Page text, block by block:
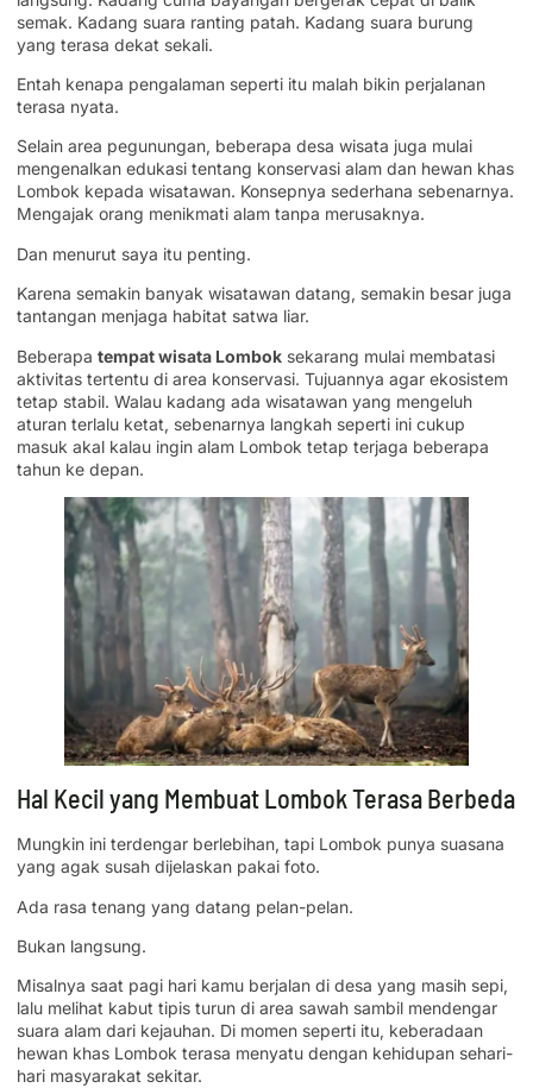
semak. Kadang suara ranting patah. Kadang suara burung
yang terasa dekat sekali.
Entah kenapa pengalaman seperti itu malah bikin perjalanan
terasa nyata.
Selain area pegunungan, beberapa desa wisata juga mulai
mengenalkan edukasi tentang konservasi alam dan hewan khas
Lombok kepada wisatawan. Konsepnya sederhana sebenarnya.
Mengajak orang menikmati alam tanpa merusaknya.
Dan menurut saya itu penting.
Karena semakin banyak wisatawan datang, semakin besar juga
tantangan menjaga habitat satwa liar.
Beberapa tempat wisata Lombok sekarang mulai membatasi
aktivitas tertentu di area konservasi. Tujuannya agar ekosistem
tetap stabil. Walau kadang ada wisatawan yang mengeluh
aturan terlalu ketat, sebenarnya langkah seperti ini cukup
masuk akal kalau ingin alam Lombok tetap terjaga beberapa
tahun ke depan.
Hal Kecil yang Membuat Lombok Terasa Berbeda
Mungkin ini terdengar berlebihan, tapi Lombok punya suasana
yang agak susah dijelaskan pakai foto.
Ada rasa tenang yang datang pelan-pelan.
Bukan langsung.
Misalnya saat pagi hari kamu berjalan di desa yang masih sepi,
lalu melihat kabut tipis turun di area sawah sambil mendengar
suara alam dari kejauhan. Di momen seperti itu, keberadaan
hewan khas Lombok terasa menyatu dengan kehidupan sehari-
hari masyarakat sekitar.